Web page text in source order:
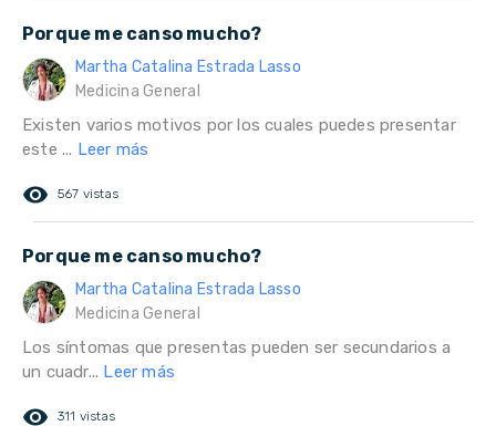
Porque me canso mucho?
Martha Catalina Estrada Lasso
Medicina General
Existen varios motivos por los cuales puedes presentar
este ... Leer más
remove_red_eye 567 vistas
Porque me canso mucho?
Martha Catalina Estrada Lasso
Medicina General
Los síntomas que presentas pueden ser secundarios a
un cuadr... Leer más
remove_red_eye 311 vistas